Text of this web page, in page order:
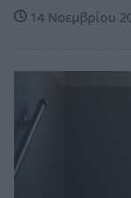
14 Νοεμβρίου